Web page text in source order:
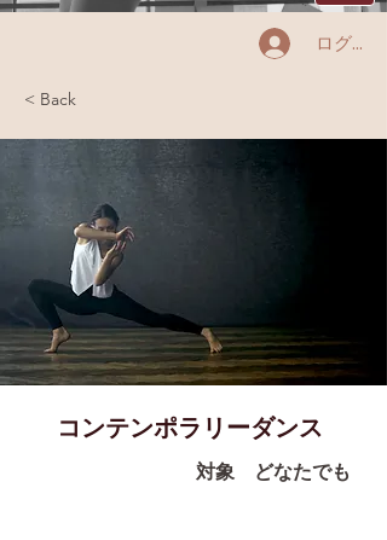
ログイン
< Back
コンテンポラリーダンス
対象 どなたでも